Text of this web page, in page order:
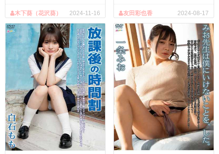
2024-11-16
木下葵（花沢葵） 2024-08-17
友田彩也香